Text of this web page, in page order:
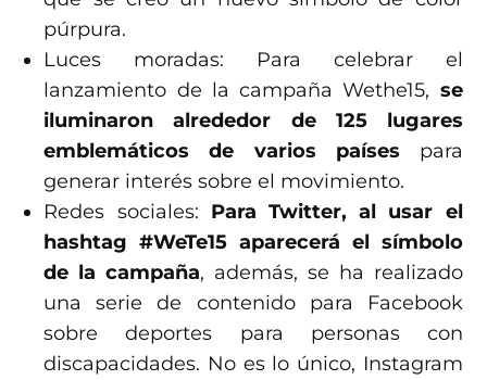
púrpura.
Luces moradas: Para celebrar el
lanzamiento de la campaña Wethe15, se
iluminaron alrededor de 125 lugares
emblemáticos de varios países para
generar interés sobre el movimiento.
Redes sociales: Para Twitter, al usar el
hashtag #WeTe15 aparecerá el símbolo
de la campaña, además, se ha realizado
una serie de contenido para Facebook
sobre deportes para personas con
discapacidades. No es lo único, Instagram